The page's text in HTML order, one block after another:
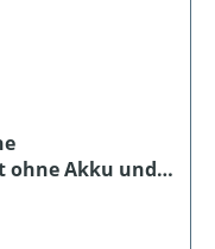
ohne Akku und